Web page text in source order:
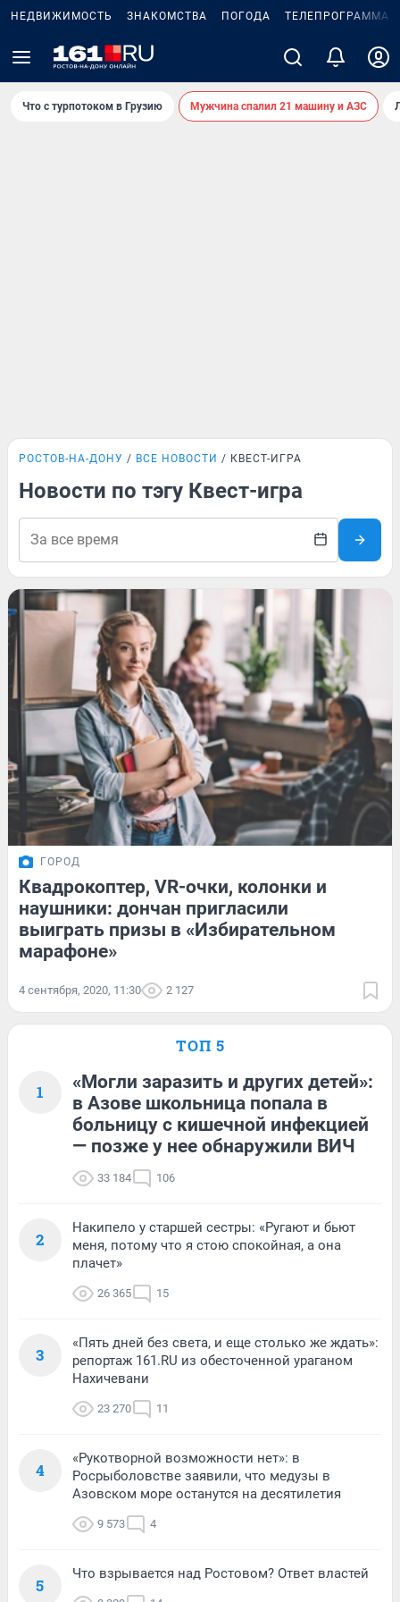
НЕДВИЖИМОСТЬ ЗНАКОМСТВА ПОГОДА ТЕЛЕПРОГРАММА
Что с турпотоком в Грузию Мужчина спалил 21 машину и АЗС
РОСТОВ-НА-ДОНУ ВСЕ НОВОСТИ КВЕСТ-ИГРА
Новости по тэгу Квест-игра
ГОРОД
Квадрокоптер, VR-очки, колонки и
наушники: дончан пригласили
выиграть призы в «Избирательном
марафоне»
4 сентября, 2020, 11:30 2 127
ТОП 5
1
«Могли заразить и других детей»:
в Азове школьница попала в
больницу с кишечной инфекцией
— позже у нее обнаружили ВИЧ
33 184 106
2
Накипело у старшей сестры: «Ругают и бьют
меня, потому что я стою спокойная, а она
плачет»
26 365 15
3
«Пять дней без света, и еще столько же ждать»:
репортаж 161.RU из обесточенной ураганом
Нахичевани
23 270 11
4
«Рукотворной возможности нет»: в
Росрыболовстве заявили, что медузы в
Азовском море останутся на десятилетия
9 573 4
5
Что взрывается над Ростовом? Ответ властей